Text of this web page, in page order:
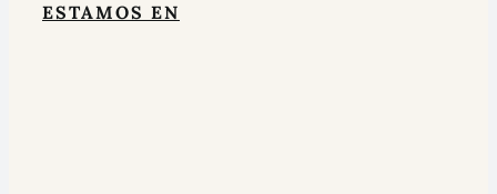
ESTAMOS EN